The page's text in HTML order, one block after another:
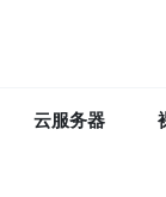
云服务器